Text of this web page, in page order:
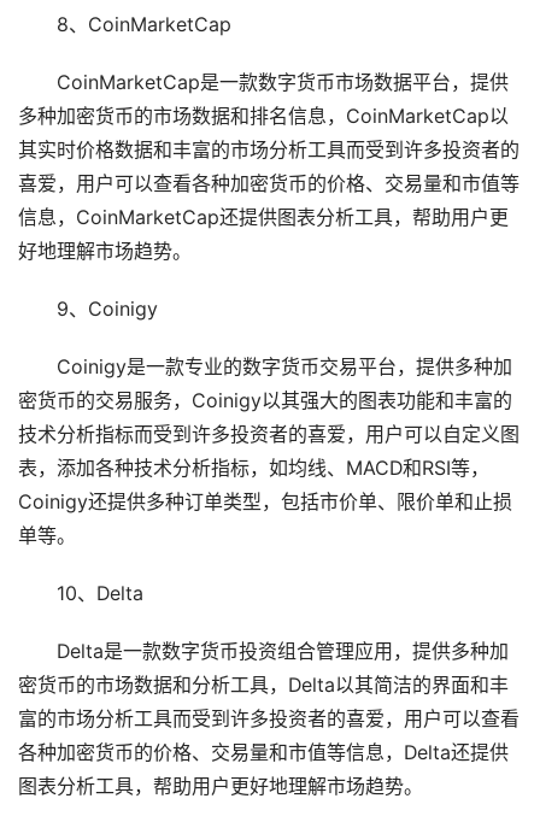
8、CoinMarketCap
CoinMarketCap是一款数字货币市场数据平台，提供
多种加密货币的市场数据和排名信息，CoinMarketCap以
其实时价格数据和丰富的市场分析工具而受到许多投资者的
喜爱，用户可以查看各种加密货币的价格、交易量和市值等
信息，CoinMarketCap还提供图表分析工具，帮助用户更
好地理解市场趋势。
9、Coinigy
Coinigy是一款专业的数字货币交易平台，提供多种加
密货币的交易服务，Coinigy以其强大的图表功能和丰富的
技术分析指标而受到许多投资者的喜爱，用户可以自定义图
表，添加各种技术分析指标，如均线、MACD和RSI等，
Coinigy还提供多种订单类型，包括市价单、限价单和止损
单等。
10、Delta
Delta是一款数字货币投资组合管理应用，提供多种加
密货币的市场数据和分析工具，Delta以其简洁的界面和丰
富的市场分析工具而受到许多投资者的喜爱，用户可以查看
各种加密货币的价格、交易量和市值等信息，Delta还提供
图表分析工具，帮助用户更好地理解市场趋势。